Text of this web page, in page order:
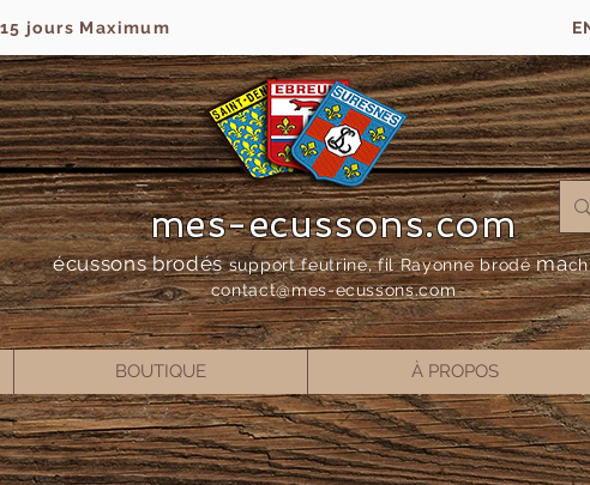
15 jours Maximum
mes-ecussons.com
écussons brodés support feutrine, fil Rayonne brodéma
contact@mes-ecussons.com
BOUTIQUE À PROPOS